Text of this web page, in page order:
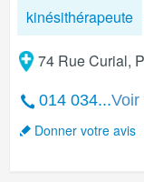
kinésithérapeute
74 Rue Curial,
014 034...Voir
Donner votre avis